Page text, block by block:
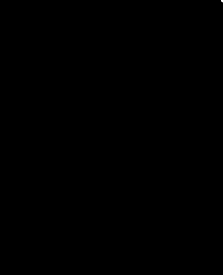
цвета и четкие детали. Очень
Проверю ещё раз.